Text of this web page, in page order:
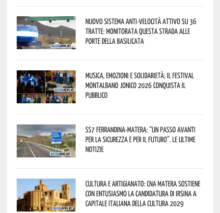
Nuovo sistema anti-velocità attivo su 36
tratte: monitorata questa strada alle
porte della Basilicata
Musica, emozioni e solidarietà: il Festival
Montalbano Jonico 2026 conquista il
pubblico
SS7 Ferrandina-Matera: “Un passo avanti
per la sicurezza e per il futuro”. Le ultime
notizie
Cultura e Artigianato: CNA Matera sostiene
con entusiasmo la candidatura di Irsina a
Capitale Italiana della Cultura 2029